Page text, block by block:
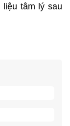
liệu tâm lý sau